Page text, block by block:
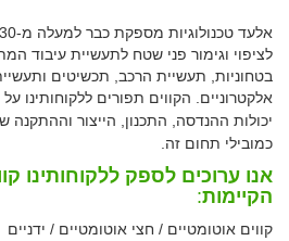
לציפוי וגימור פני שטח לתעשיית עיבוד
בטחוניות, תעשיית הרכב, תכשיטים
אלקטרוניים. הקווים תפורים ללקוחותינו
יכולות ההנדסה, התכנון, הייצור וההתקנה
כמובילי תחום זה.
אנו ערוכים לספק ללקוחותינו
הקיימות:
קווים אוטומטיים / חצי אוטומטיים / ידניים